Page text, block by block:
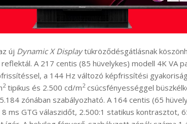
új Dynamic X Displaytükröződésgátlásnak
A 217 centis (85 hüvelykes) modell 4K VA
a 144 Hz változó képfrissítési
2tipikus és 2.500 cd/m2csúcsfényességgel
zónában szabályozható. A 164 centis (65
8 ms GTG válaszidőt, 2.500:1 statikus kontrasztot,